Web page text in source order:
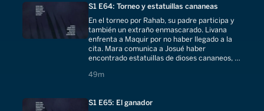
S1 E64: Torneo y estatuillas cananeas
En el torneo por Rahab, su padre participa y
también un extraño enmascarado. Livana
enfrenta a Maquir por no haber llegado a la
cita. Mara comunica a Josué haber
encontrado estatuillas de dioses cananeos, él
49m
49 minutes
S1 E65: El ganador